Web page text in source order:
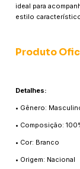
ideal para
estilo
Produto
Detalhes:
• Gênero:
• Composição:
• Cor: Branco
• Origem: Nacional